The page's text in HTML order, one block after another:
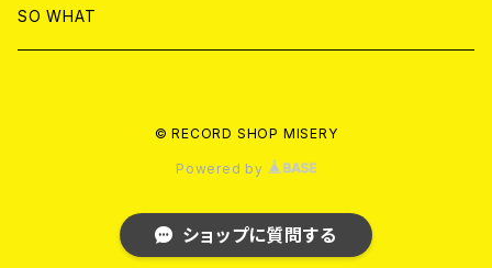
DVD
PATCH
書籍
SO WHAT
© RECORD SHOP MISERY
Powered by
ショップに質問する